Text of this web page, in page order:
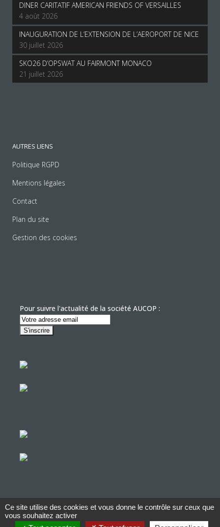
DINER CARITATIF AMERICAN FRIENDS OF VERSAILLES
4 août 2026
INAUGURATION DE L’EXTENSION DE L’AEROPORT DE NICE
30 juillet 2026
SKO26 D’OPSWAT AU FAIRMONT MONACO
21 juillet 2026
AUTRES LIENS
Politique RGPD
Mentions légales
Contact
Plan du site
Gestion des cookies
Pour suivre l'actualité de la société AUCOP :
© Copyright Aucop – 2022
Ce site utilise des cookies et vous donne le contrôle sur ceux que
vous souhaitez activer